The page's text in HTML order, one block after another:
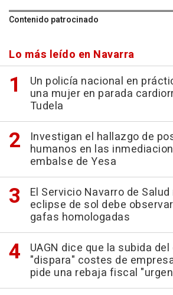
Contenido patrocinado
Lo más leído en Navarra
Un policía nacional en
una mujer en parada
Tudela
Investigan el hallazgo de
humanos en las
embalse de Yesa
El Servicio Navarro de
eclipse de sol debe
gafas homologadas
UAGN dice que la subida
"dispara" costes de
pide una rebaja fiscal